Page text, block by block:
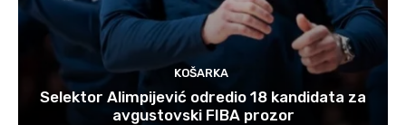
KOŠARKA
Selektor Alimpijević odredio 18 kandidata za
avgustovski FIBA prozor